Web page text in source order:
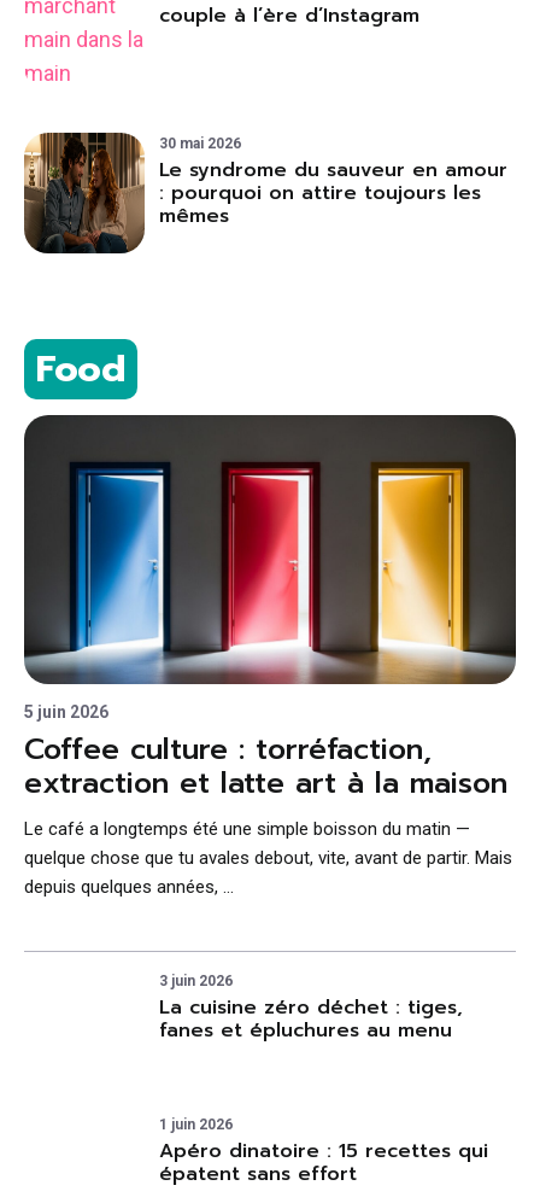
couple à l’ère d’Instagram
30 mai 2026
Le syndrome du sauveur en amour
: pourquoi on attire toujours les
mêmes
Food
5 juin 2026
Coffee culture : torréfaction,
extraction et latte art à la maison
Le café a longtemps été une simple boisson du matin —
quelque chose que tu avales debout, vite, avant de partir. Mais
depuis quelques années, …
3 juin 2026
La cuisine zéro déchet : tiges,
fanes et épluchures au menu
1 juin 2026
Apéro dinatoire : 15 recettes qui
épatent sans effort